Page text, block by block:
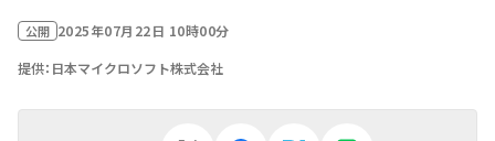
公開 2025年07月22日 10時00分
提供：日本マイクロソフト株式会社